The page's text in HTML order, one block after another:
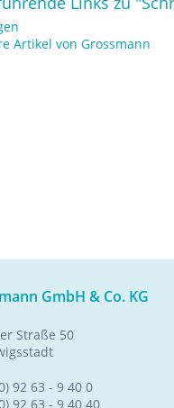
Artikel von Grossmann
GmbH & Co. KG
Straße 50
92 63 - 9 40 0
92 63 - 9 40 40